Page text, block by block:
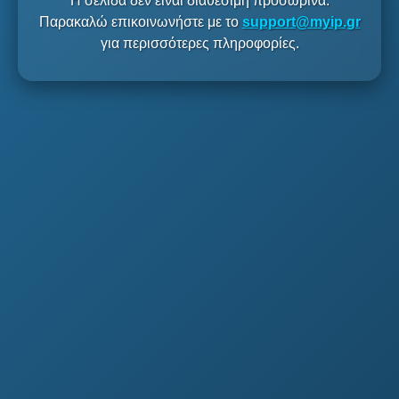
Παρακαλώ επικοινωνήστε με το support@myip.gr
για περισσότερες πληροφορίες.